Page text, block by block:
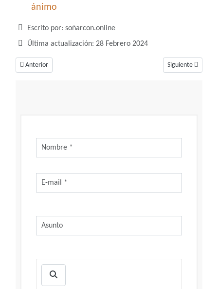
ánimo
Detalles
Escrito por: soñarcon.online
Última actualización: 28 Febrero 2024
Artículo anterior: Soñar con la llorona, un sueño cargado de mucho
Anterior Artículo siguiente:
Siguiente